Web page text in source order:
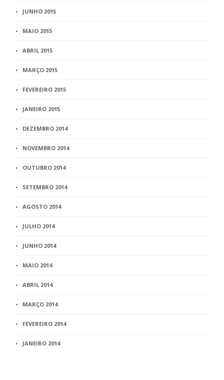
JUNHO 2015
MAIO 2015
ABRIL 2015
MARÇO 2015
FEVEREIRO 2015
JANEIRO 2015
DEZEMBRO 2014
NOVEMBRO 2014
OUTUBRO 2014
SETEMBRO 2014
AGOSTO 2014
JULHO 2014
JUNHO 2014
MAIO 2014
ABRIL 2014
MARÇO 2014
FEVEREIRO 2014
JANEIRO 2014